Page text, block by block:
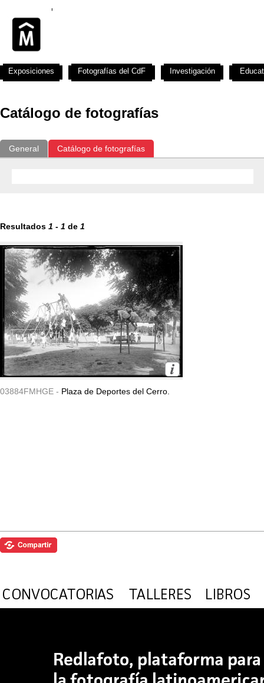
Catálogo de fotografías
General Catálogo de fotografías
Resultados 1 - 1 de 1
03884FMHGE - Plaza de Deportes del Cerro.
Exposiciones Fotografías del CdF Investigación